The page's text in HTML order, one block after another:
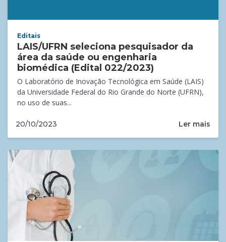
Editais
LAIS/UFRN seleciona pesquisador da
área da saúde ou engenharia
biomédica (Edital 022/2023)
O Laboratório de Inovação Tecnológica em Saúde (LAIS)
da Universidade Federal do Rio Grande do Norte (UFRN),
no uso de suas...
20/10/2023 Ler mais